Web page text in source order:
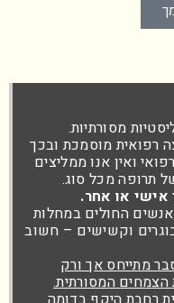
מסורתיות.
רפואית מוסמכת ובכך
ואין אנו ממליצים
תרופה מכל סוג.
אישי או אחר.
אנשים החולים במחלות
וקשישים – חשוב
מתייחס אך ורק
המסורתית.